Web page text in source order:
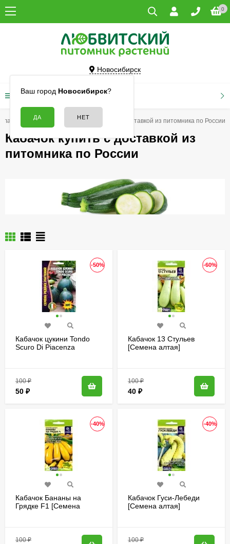
0
Новосибирск
Ваш город Новосибирск?
КАТАЛОГ ТОВАРОВ
Главная Семена Кабачок купить с доставкой из питомника по России
Кабачок купить с доставкой из
питомника по России
-50%
Кабачок цукини Tondo
Scuro Di Piacenza
100₽
50 ₽
-60%
Кабачок 13 Стульев
[Семена алтая]
100₽
40 ₽
-40%
Кабачок Бананы на
Грядке F1 [Семена
100₽
-40%
Кабачок Гуси-Лебеди
[Семена алтая]
100₽